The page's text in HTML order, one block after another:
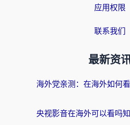
应用权限
联系我们
最新资